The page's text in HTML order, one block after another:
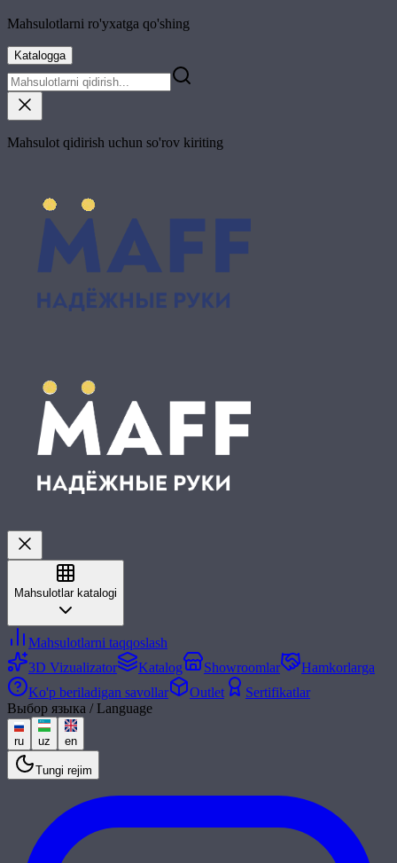
Mahsulotlarni ro'yxatga qo'shing
Katalogga
Mahsulot qidirish uchun so'rov kiriting
Mahsulotlar katalogi
Mahsulotlarni taqqoslash
3D Vizualizator
Katalog Showroomlar
Hamkorlarga
Ko'p beriladigan savollar
Outlet
Sertifikatlar
Выбор языка / Language
ru uz en
Tungi rejim